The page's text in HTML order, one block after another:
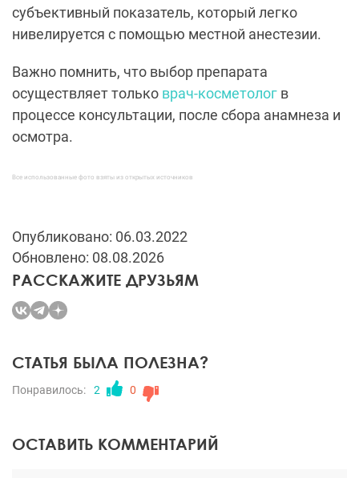
субъективный показатель, который легко
нивелируется с помощью местной анестезии.
Важно помнить, что выбор препарата
осуществляет только врач-косметолог в
процессе консультации, после сбора анамнеза и
осмотра.
Все использованные фото взяты из открытых источников
Опубликовано: 06.03.2022
Обновлено: 08.08.2026
РАССКАЖИТЕ ДРУЗЬЯМ
СТАТЬЯ БЫЛА ПОЛЕЗНА?
Понравилось: 2 0
ОСТАВИТЬ КОММЕНТАРИЙ